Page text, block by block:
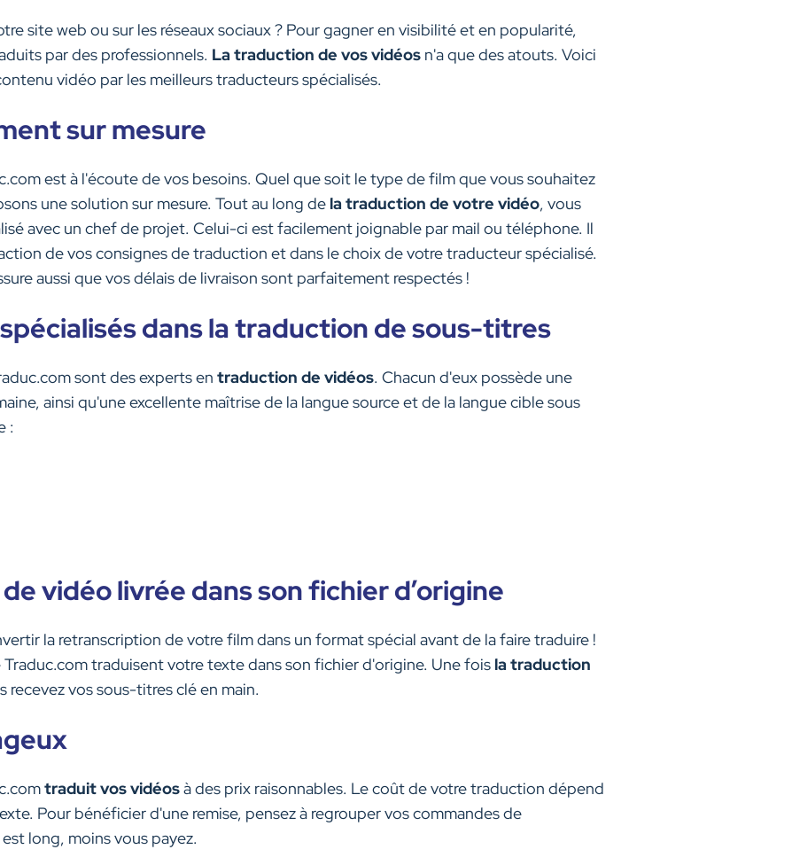
site web ou sur les réseaux sociaux ? Pour gagner en visibilité et en popularité,
par des professionnels. La traduction de vos vidéosn'a que des atouts. Voici
vidéo par les meilleurs traducteurs spécialisés.
sur mesure
est à l'écoute de vos besoins. Quel que soit le type de film que vous souhaitez
une solution sur mesure. Tout au long de la traduction de votre vidéo, vous
avec un chef de projet. Celui-ci est facilement joignable par mail ou téléphone. Il
de vos consignes de traduction et dans le choix de votre traducteur spécialisé.
aussi que vos délais de livraison sont parfaitement respectés !
dans la traduction de sous-titres
sont des experts en traduction de vidéos. Chacun d'eux possède une
ainsi qu'une excellente maîtrise de la langue source et de la langue cible sous
:
vidéo livrée dans son fichier d’origine
la retranscription de votre film dans un format spécial avant de la faire traduire !
traduisent votre texte dans son fichier d'origine. Une fois la traduction
recevez vos sous-titres clé en main.
traduit vos vidéosà des prix raisonnables. Le coût de votre traduction dépend
Pour bénéficier d'une remise, pensez à regrouper vos commandes de
long, moins vous payez.